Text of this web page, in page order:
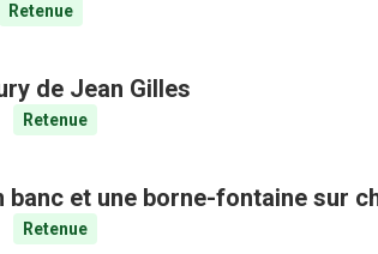
Retenue
de Jean Gilles
Retenue
banc et une borne-fontaine sur
Retenue